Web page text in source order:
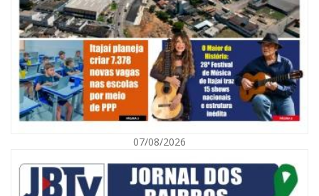
Navegantes celebra 64 anos com shows nacionais de Ferrugem, Banda
Morada e Chiquito & Bordoneio
07/08/2026